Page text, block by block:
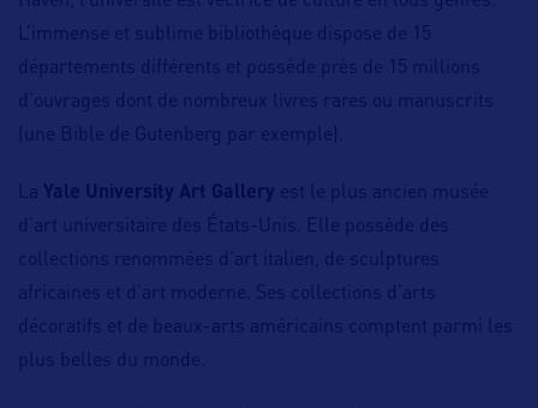
L’immense et sublime bibliothèque dispose de 15
départements différents et possède près de 15 millions
d’ouvrages dont de nombreux livres rares ou manuscrits
(une Bible de Gutenberg par exemple).
La Yale University Art Gallery est le plus ancien musée
d’art universitaire des États-Unis. Elle possède des
collections renommées d’art italien, de sculptures
africaines et d’art moderne. Ses collections d’arts
décoratifs et de beaux-arts américains comptent parmi les
plus belles du monde.